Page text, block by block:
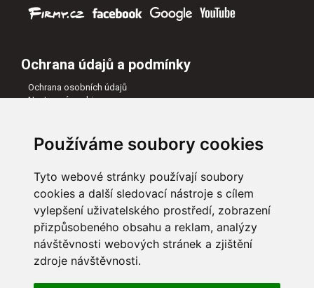
Používáme soubory cookies
Tyto webové stránky používají soubory
cookies a další sledovací nástroje s cílem
vylepšení uživatelského prostředí, zobrazení
přizpůsobeného obsahu a reklam, analýzy
návštěvnosti webových stránek a zjištění
zdroje návštěvnosti.
Ochrana údajů a podmínky
Ochrana osobních údajů
Nastavení cookies
Naši partneři